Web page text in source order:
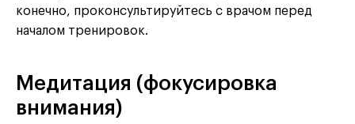
конечно, проконсультируйтесь с врачом перед
началом тренировок.
Медитация (фокусировка
внимания)